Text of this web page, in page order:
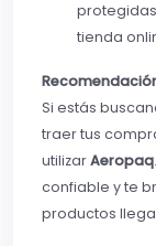
tienda
Si estás
traer tus
utilizarAeropaq
confiable y te
productos